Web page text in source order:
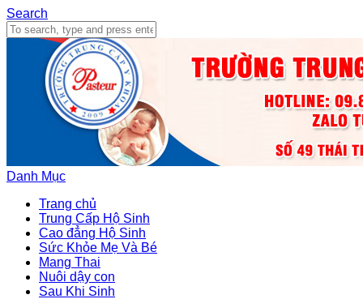
Search
Danh Mục
Trang chủ
Trung Cấp Hộ Sinh
Cao đẳng Hộ Sinh
Sức Khỏe Mẹ Và Bé
Mang Thai
Nuôi dậy con
Sau Khi Sinh